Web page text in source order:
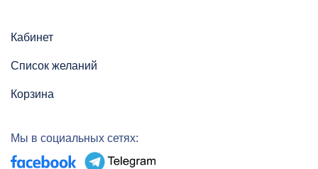
Кабинет
Список желаний
Корзина
Мы в социальных сетях: